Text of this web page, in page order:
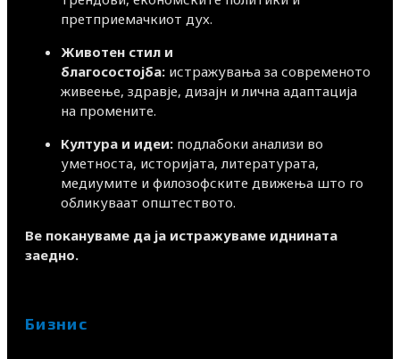
претприемачкиот дух.
Животен стил и
благосостојба: истражувања за современото
живеење, здравје, дизајн и лична адаптација
на промените.
Култура и идеи: подлабоки анализи во
уметноста, историјата, литературата,
медиумите и филозофските движења што го
обликуваат општеството.
Ве покануваме да ја истражуваме иднината
заедно.
Бизнис